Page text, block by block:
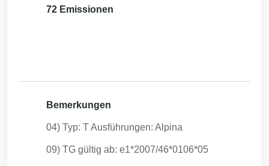
72 Emissionen
Bemerkungen
04) Typ: T Ausführungen: Alpina
09) TG gültig ab: e1*2007/46*0106*05